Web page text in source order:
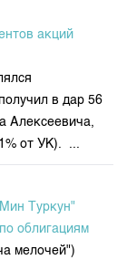
акций
в дар 56
Алексеевича,
от УК). ...
Туркун"
облигациям
мелочей")